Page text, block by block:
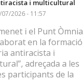
i multicultural
07/2026 - 11:57
i el Punt Òmnia
en la formació
antiracista i
adreçada a les
participants de la